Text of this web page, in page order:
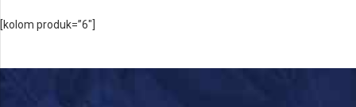
[kolom produk=”6″]